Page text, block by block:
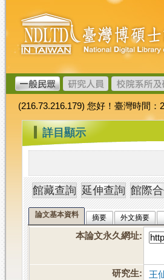
跳
到
主
要
內
容
臺
灣
博
碩
士
論
文
加
值
系
統
(216.73.216.179) 您好！臺灣時間：
::: 詳目顯示
論文基本資料 摘要 外文摘要
本論文永久網址:
研究生:
王